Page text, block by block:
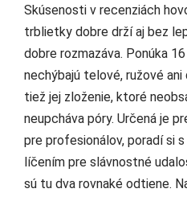
Skúsenosti v recenziách
trblietky dobre drží aj bez
dobre rozmazáva. Ponúka
nechýbajú telové, ružové
tiež jej zloženie, ktoré
neupcháva póry. Určená je
pre profesionálov, poradí si
líčením pre slávnostné
sú tu dva rovnaké odtiene.